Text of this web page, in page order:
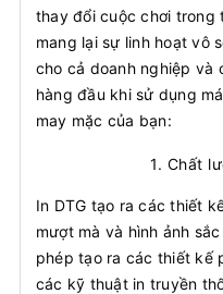
thay đổi cuộc chơi trong
mang lại sự linh hoạt vô
cho cả doanh nghiệp và
hàng đầu khi sử dụng
may mặc của bạn:
1. Chất
In DTG tạo ra các thiết
mượt mà và hình ảnh
phép tạo ra các thiết kế
các kỹ thuật in truyền